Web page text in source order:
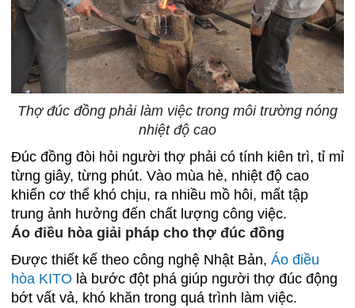
Thợ đúc đồng phải làm việc trong môi trường nóng
nhiệt độ cao
Đúc đồng đòi hỏi người thợ phải có tính kiên trì, tỉ mỉ
từng giây, từng phút. Vào mùa hè, nhiệt độ cao
khiến cơ thể khó chịu, ra nhiều mồ hôi, mất tập
trung ảnh hưởng đến chất lượng công việc.
Áo điều hòa giải pháp cho thợ đúc đồng
Được thiết kế theo công nghệ Nhật Bản, Áo điều
hòa KITO là bước đột phá giúp người thợ đúc động
bớt vất vả, khó khăn trong quá trình làm việc.